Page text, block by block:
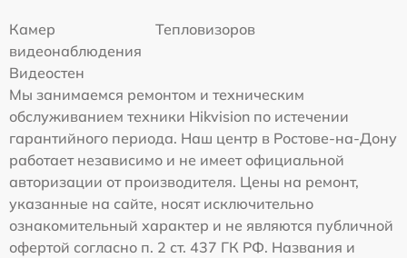
Камер
видеонаблюдения
Тепловизоров
Видеостен
Мы занимаемся ремонтом и техническим
обслуживанием техники Hikvision по истечении
гарантийного периода. Наш центр в Ростове-на-Дону
работает независимо и не имеет официальной
авторизации от производителя. Цены на ремонт,
указанные на сайте, носят исключительно
ознакомительный характер и не являются публичной
офертой согласно п. 2 ст. 437 ГК РФ. Названия и